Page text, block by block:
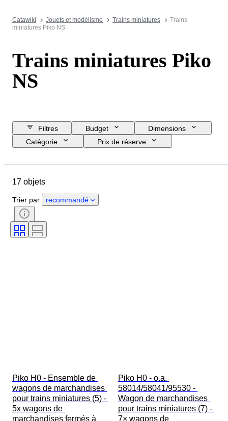
Catawiki Jouets et modélisme Trains miniatures
Trains
miniatures Piko NS
Trains miniatures Piko
NS
Filtres Budget
Dimensions
Catégorie
Prix de réserve
Suppléments
Commande
Compagnie ferroviaire
17 objets
Trier par recommandé
Piko H0 - Ensemble de
wagons de marchandises
pour trains miniatures (5) -
5x wagons de
marchandises fermés à
Piko H0 - o.a.
58014/58041/95530 -
Wagon de marchandises
pour trains miniatures (7) -
7× wagons de